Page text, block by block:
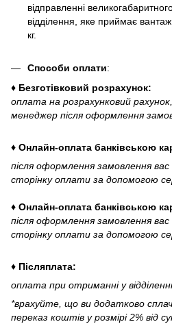
відправленні
відділення, яке приймає
кг.
Способи оплати:
♦ Безготівковий розрахунок:
оплата на розрахунковий
менеджер після оформлення
♦ Онлайн-оплата банківською
після оформлення замовлення
сторінку оплати за допомогою
♦ Онлайн-оплата банківською
після оформлення замовлення
сторінку оплати за допомогою
♦ Післяплата:
оплата при отриманні у
*врахуйте, що ви додатково
переказ коштів у розмірі 2% від